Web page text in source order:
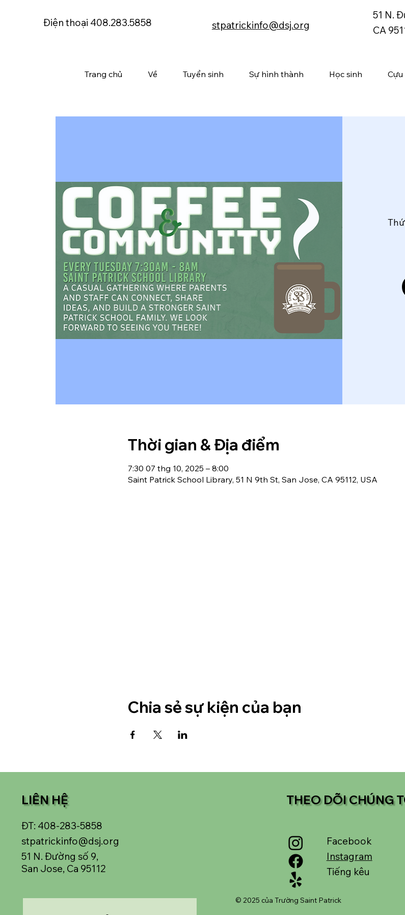
Điện thoại 408.283.5858 stpatrickinfo@dsj.org
51 N.
CA
Trang chủ Về Tuyển sinh Sự hình thành Học sinh Cựu
Thời gian & Địa điểm
7:30 07 thg 10, 2025 – 8:00
Saint Patrick School Library, 51 N 9th St, San Jose, CA 95112, USA
Chia sẻ sự kiện của bạn
LIÊN HỆ
ĐT: 408-283-5858
stpatrickinfo@dsj.org
51 N. Đường số 9,
San Jose, Ca 95112
Facebook
Instagram
Tiếng kêu
THEO DÕI CHÚNG
© 2025 của Trường Saint Patrick